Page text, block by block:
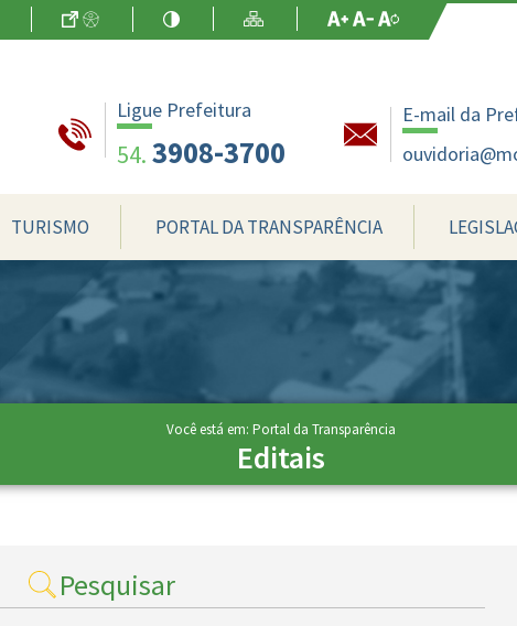
Ir para o Conteúdo
AcessibilidadeAlto ContrasteMapa do Site Aumentar
Diminuir
Fonte
Ligue Prefeitura
54. 3908-3700
E-mail da
TURISMO PORTAL DA TRANSPARÊNCIA
Você está em: Portal da Transparência
Editais
Pesquisar